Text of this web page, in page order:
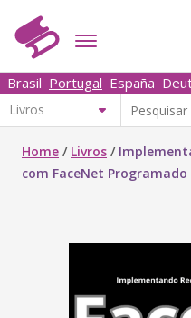
Brasil Portugal España
Home / Livros /
com FaceNet